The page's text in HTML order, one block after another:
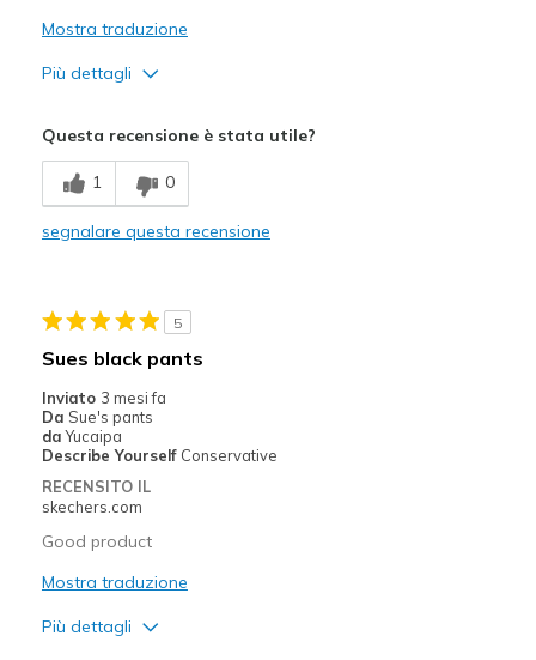
Mostra traduzione
Più dettagli
Comfortable
Difetti
Poor Quality
Casual Wear
Questa recensione è stata utile?
1 0
segnalare questa recensione
5
Sues black pants
Inviato 3 mesi fa
Da Sue's pants
da Yucaipa
Describe Yourself Conservative
RECENSITO IL
skechers.com
Good product
Mostra traduzione
Più dettagli